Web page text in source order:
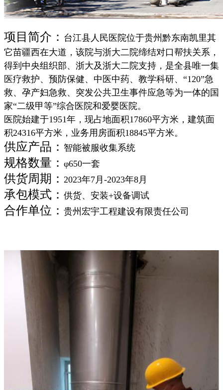
项目简介： 台江县人民医院位于贵州黔东南凯里其
它苗疆西在大道，该院与浙大二院缔结对口帮扶关系，
得到中央组织部、浙大及浙大二院支持，是全县唯一集
医疗救护、预防保健、中医中药、教学科研、“120”急
救、孕产妇急救、突发公共卫生事件应急等为一体的国
家“二级甲等”综合医院和爱婴医院。
医院始建于1951年，现占地面积17860平方米，建筑面
积24316平方米，业务用房面积18845平方米。
供应产品： 智能被服收集系统
规格数量： φ650一套
供货周期： 2023年7月-2023年8月
承包模式： 供货、安装+设备调试
合作单位： 贵州宏宇工程建设有限责任公司